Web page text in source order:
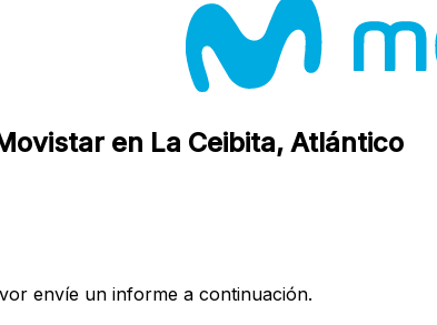
en La Ceibita, Atlántico
envíe un informe a continuación.